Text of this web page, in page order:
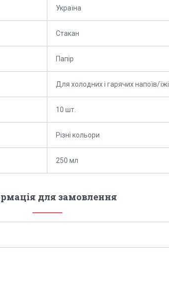
Україна
Стакан
Папір
Для холодних і гарячих напоїв/їжі
10 шт.
Різні кольори
250 мл
для замовлення